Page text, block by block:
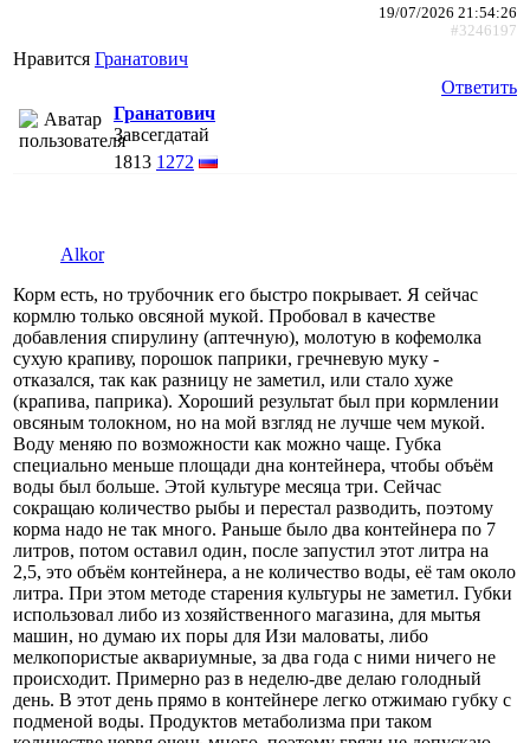
19/07/2026 21:54:26
#3246197
Нравится Гранатович
Ответить
Гранатович
Завсегдатай
1813 1272
Alkor
Корм есть, но трубочник его быстро покрывает. Я сейчас
кормлю только овсяной мукой. Пробовал в качестве
добавления спирулину (аптечную), молотую в кофемолка
сухую крапиву, порошок паприки, гречневую муку -
отказался, так как разницу не заметил, или стало хуже
(крапива, паприка). Хороший результат был при кормлении
овсяным толокном, но на мой взгляд не лучше чем мукой.
Воду меняю по возможности как можно чаще. Губка
специально меньше площади дна контейнера, чтобы объём
воды был больше. Этой культуре месяца три. Сейчас
сокращаю количество рыбы и перестал разводить, поэтому
корма надо не так много. Раньше было два контейнера по 7
литров, потом оставил один, после запустил этот литра на
2,5, это объём контейнера, а не количество воды, её там около
литра. При этом методе старения культуры не заметил. Губки
использовал либо из хозяйственного магазина, для мытья
машин, но думаю их поры для Изи маловаты, либо
мелкопористые аквариумные, за два года с ними ничего не
происходит. Примерно раз в неделю-две делаю голодный
день. В этот день прямо в контейнере легко отжимаю губку с
подменой воды. Продуктов метаболизма при таком